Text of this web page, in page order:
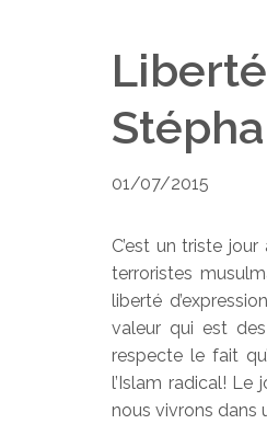
01/07/2015
C’est un triste
terroristes
liberté
valeur qui est
respecte le fait
l’Islam radical! Le
nous vivrons dans